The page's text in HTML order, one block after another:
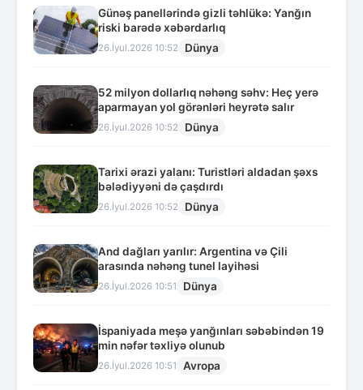
Günəş panellərində gizli təhlükə: Yanğın
riski barədə xəbərdarlıq
26.İyul.2026 10:52 Dünya
52 milyon dollarlıq nəhəng səhv: Heç yerə
aparmayan yol görənləri heyrətə salır
26.İyul.2026 10:52 Dünya
Tarixi ərazi yalanı: Turistləri aldadan şəxs
bələdiyyəni də çaşdırdı
26.İyul.2026 10:52 Dünya
And dağları yarılır: Argentina və Çili
arasında nəhəng tunel layihəsi
26.İyul.2026 10:51 Dünya
İspaniyada meşə yanğınları səbəbindən 19
min nəfər təxliyə olunub
26.İyul.2026 10:51 Avropa